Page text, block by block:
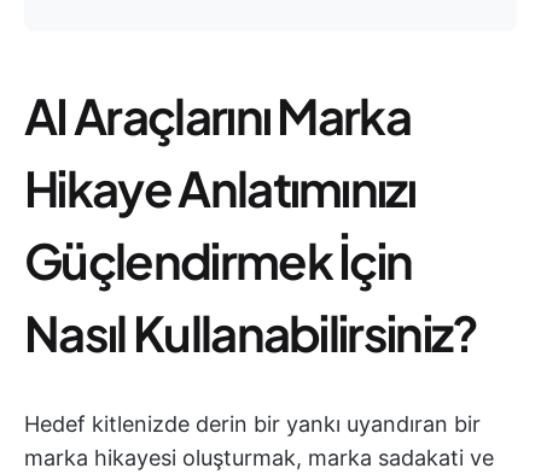
AI Araçlarını Marka
Hikaye Anlatımınızı
Güçlendirmek İçin
Nasıl Kullanabilirsiniz?
Hedef kitlenizde derin bir yankı uyandıran bir
marka hikayesi oluşturmak, marka sadakati ve